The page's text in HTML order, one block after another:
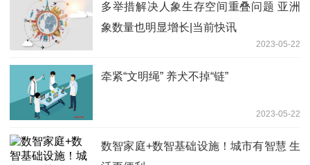
多举措解决人象生存空间重叠问题 亚洲
象数量也明显增长|当前快讯
2023-05-22
牵紧“文明绳” 养犬不掉“链”
2023-05-22
数智家庭+数智基础设施！城市有智慧 生